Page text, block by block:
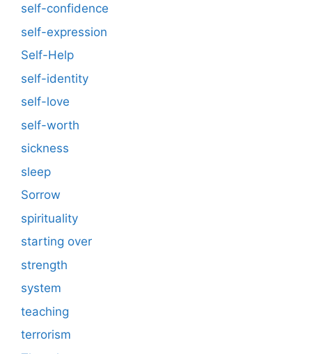
self-confidence
self-expression
Self-Help
self-identity
self-love
self-worth
sickness
sleep
Sorrow
spirituality
starting over
strength
system
teaching
terrorism